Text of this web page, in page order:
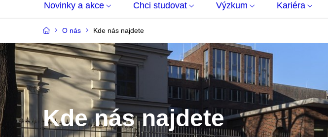
Novinky a akce Chci studovat Výzkum Kariéra
O nás Kde nás najdete
Kde nás najdete